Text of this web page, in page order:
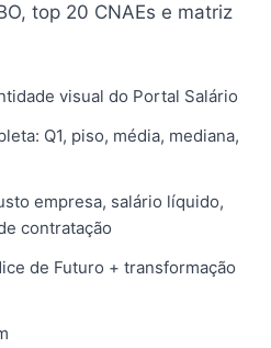
top 20 CNAEs e matriz
visual do Portal Salário
Q1, piso, média, mediana,
empresa, salário líquido,
contratação
de Futuro + transformação